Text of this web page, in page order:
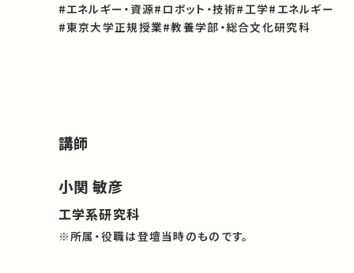
#エネルギー・資源#ロボット・技術#工学#エネルギー
#東京大学正規授業#教養学部・総合文化研究科
講師
小関 敏彦
工学系研究科
※所属・役職は登壇当時のものです。